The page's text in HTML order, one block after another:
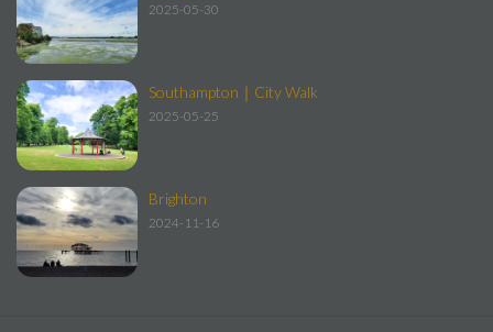
2025-05-30
Southampton｜City Walk
2025-05-25
Brighton
2024-11-16